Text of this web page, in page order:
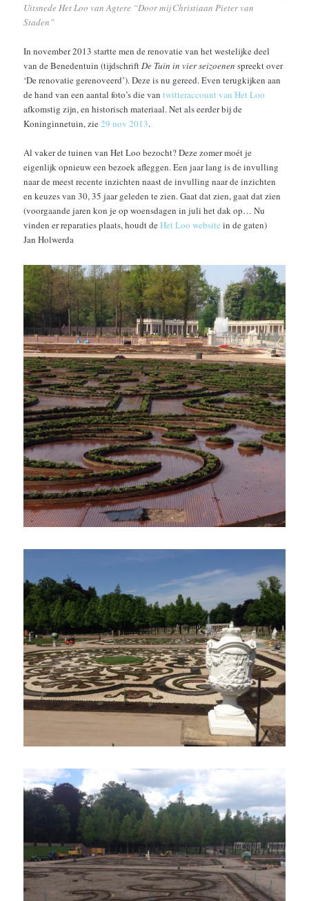
Uitsnede Het Loo van Agtere “Door mij Christiaan Pieter van
Staden”
In november 2013 startte men de renovatie van het westelijke deel
van de Benedentuin (tijdschriftDe Tuin in vier seizoenen spreekt over
‘De renovatie gerenoveerd’). Deze is nu gereed. Even terugkijken aan
de hand van een aantal foto’s die vantwitteraccount van Het Loo
afkomstig zijn, en historisch materiaal. Net als eerder bij de
Koninginnetuin, zie29 nov 2013.
Al vaker de tuinen van Het Loo bezocht? Deze zomer moét je
eigenlijk opnieuw een bezoek afleggen. Een jaar lang is de invulling
naar de meest recente inzichten naast de invulling naar de inzichten
en keuzes van 30, 35 jaar geleden te zien. Gaat dat zien, gaat dat zien
(voorgaande jaren kon je op woensdagen in juli het dak op… Nu
vinden er reparaties plaats, houdt deHet Loo website in de gaten)
Jan Holwerda